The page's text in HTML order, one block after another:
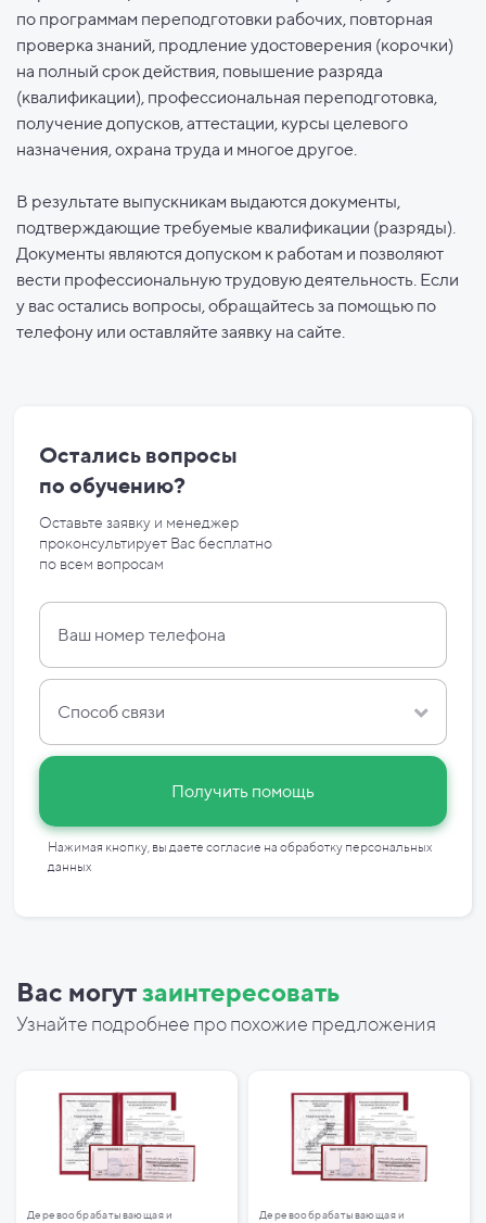
по программам переподготовки рабочих, повторная
проверка знаний, продление удостоверения (корочки)
на полный срок действия, повышение разряда
(квалификации), профессиональная переподготовка,
получение допусков, аттестации, курсы целевого
назначения, охрана труда и многое другое.
В результате выпускникам выдаются документы,
подтверждающие требуемые квалификации (разряды).
Документы являются допуском к работам и позволяют
вести профессиональную трудовую деятельность. Если
у вас остались вопросы, обращайтесь за помощью по
телефону или оставляйте заявку на сайте.
Остались вопросы
по обучению?
Оставьте заявку и менеджер
проконсультирует Вас бесплатно
по всем вопросам
Способ связи
Получить помощь
Нажимая кнопку, вы даете согласие на обработку персональных
данных
Вас могутзаинтересовать
Узнайте подробнее про похожие предложения
Деревообрабатывающая и Деревообрабатывающая и